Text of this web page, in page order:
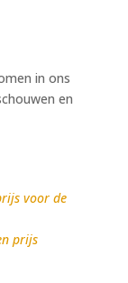
in ons
en
voor de
prijs